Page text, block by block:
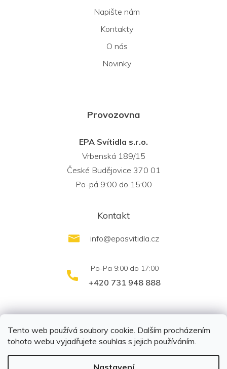
Tento web používá soubory cookie. Dalším procházením
tohoto webu vyjadřujete souhlas s jejich používáním.
Nastavení
Napište nám
Kontakty
O nás
Novinky
Provozovna
EPA Svítidla s.r.o.
Vrbenská 189/15
České Budějovice 370 01
Po-pá 9:00 do 15:00
Kontakt
info@epasvitidla.cz
+420 731 948 888